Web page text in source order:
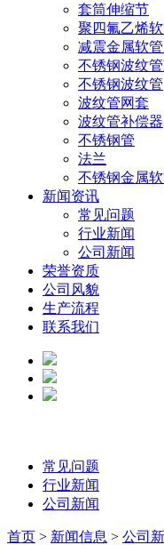
套筒伸缩节
聚四氟乙烯
减震金属软
不锈钢波纹
不锈钢波纹管
波纹管网套
波纹管补偿器
不锈钢管
法兰
不锈钢金属
新闻资讯
常见问题
行业新闻
公司新闻
荣誉资质
公司风貌
生产流程
联系我们
常见问题
行业新闻
公司新闻
首页 > 新闻信息 > 公司